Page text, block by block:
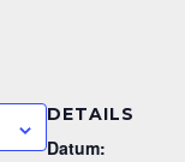
DETAILS
Datum: